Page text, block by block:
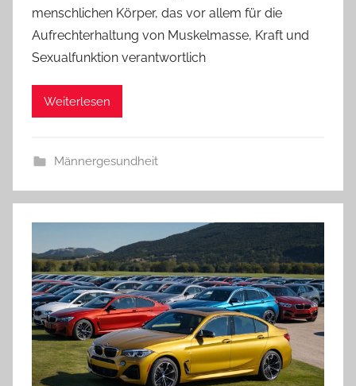
menschlichen Körper, das vor allem für die
Aufrechterhaltung von Muskelmasse, Kraft und
Sexualfunktion verantwortlich
Weiterlesen
Männergesundheit